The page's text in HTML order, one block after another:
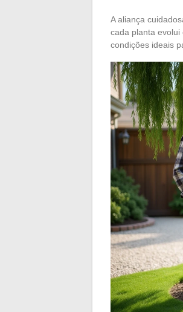
A aliança
cada planta
condições ideais